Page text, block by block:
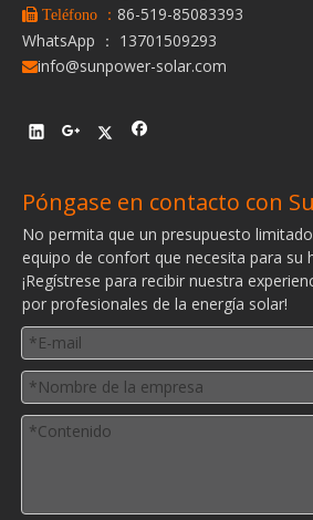
 Teléfono ： 86-519-85083393
WhatsApp ： 13701509293
info@sunpower-solar.com
Póngase en contacto con
No permita que un presupuesto
equipo de confort que necesita para su
¡Regístrese para recibir nuestra
por profesionales de la energía solar!